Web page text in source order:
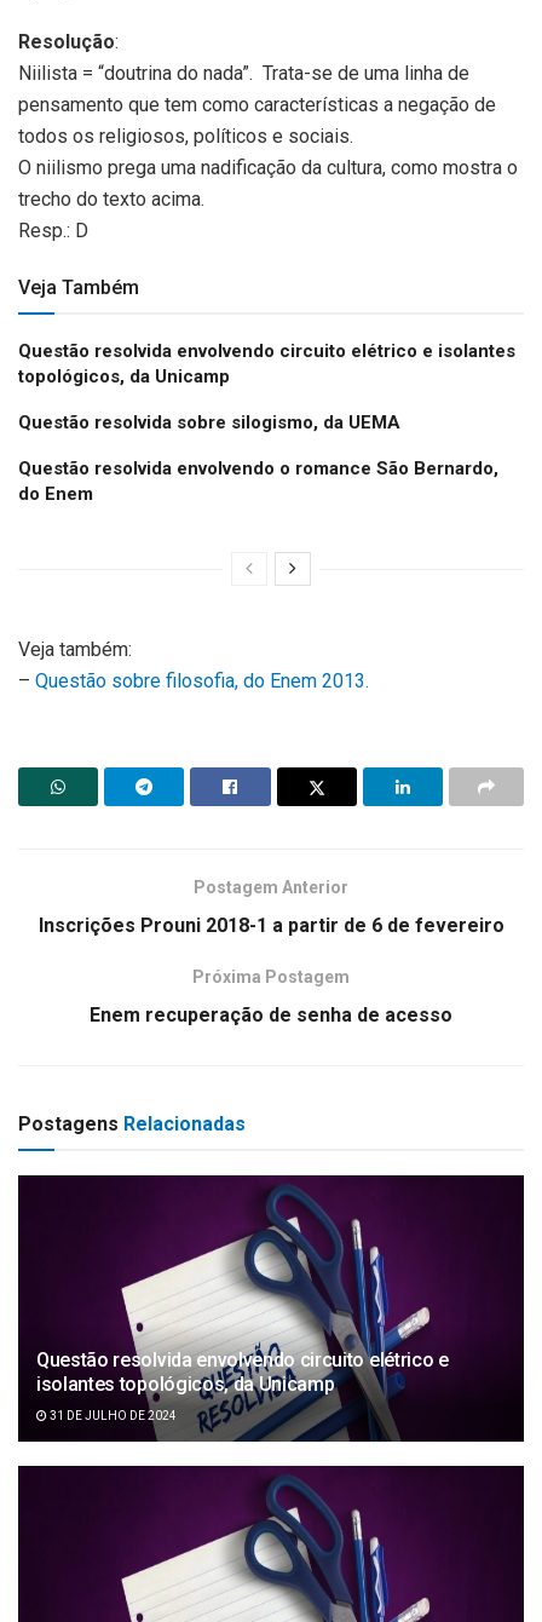
Resolução:
Niilista = “doutrina do nada”. Trata-se de uma linha de
pensamento que tem como características a negação de
todos os religiosos, políticos e sociais.
O niilismo prega uma nadificação da cultura, como mostra o
trecho do texto acima.
Resp.: D
Veja Também
Questão resolvida envolvendo circuito elétrico e isolantes
topológicos, da Unicamp
Questão resolvida sobre silogismo, da UEMA
Questão resolvida envolvendo o romance São Bernardo,
do Enem
Veja também:
– Questão sobre filosofia, do Enem 2013.
Postagem Anterior
Inscrições Prouni 2018-1 a partir de 6 de fevereiro
Próxima Postagem
Enem recuperação de senha de acesso
Postagens Relacionadas
Questão resolvida envolvendo circuito elétrico e
isolantes topológicos, da Unicamp
31 DE JULHO DE 2024